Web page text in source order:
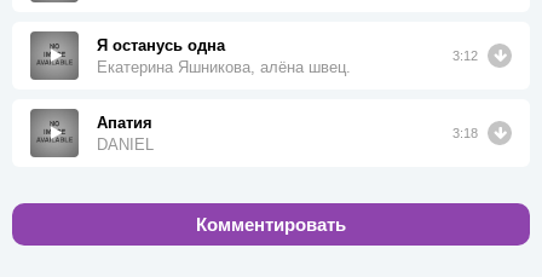
Я останусь одна
Екатерина Яшникова, алёна швец.
3:12
Апатия
DANIEL
3:18
Комментировать